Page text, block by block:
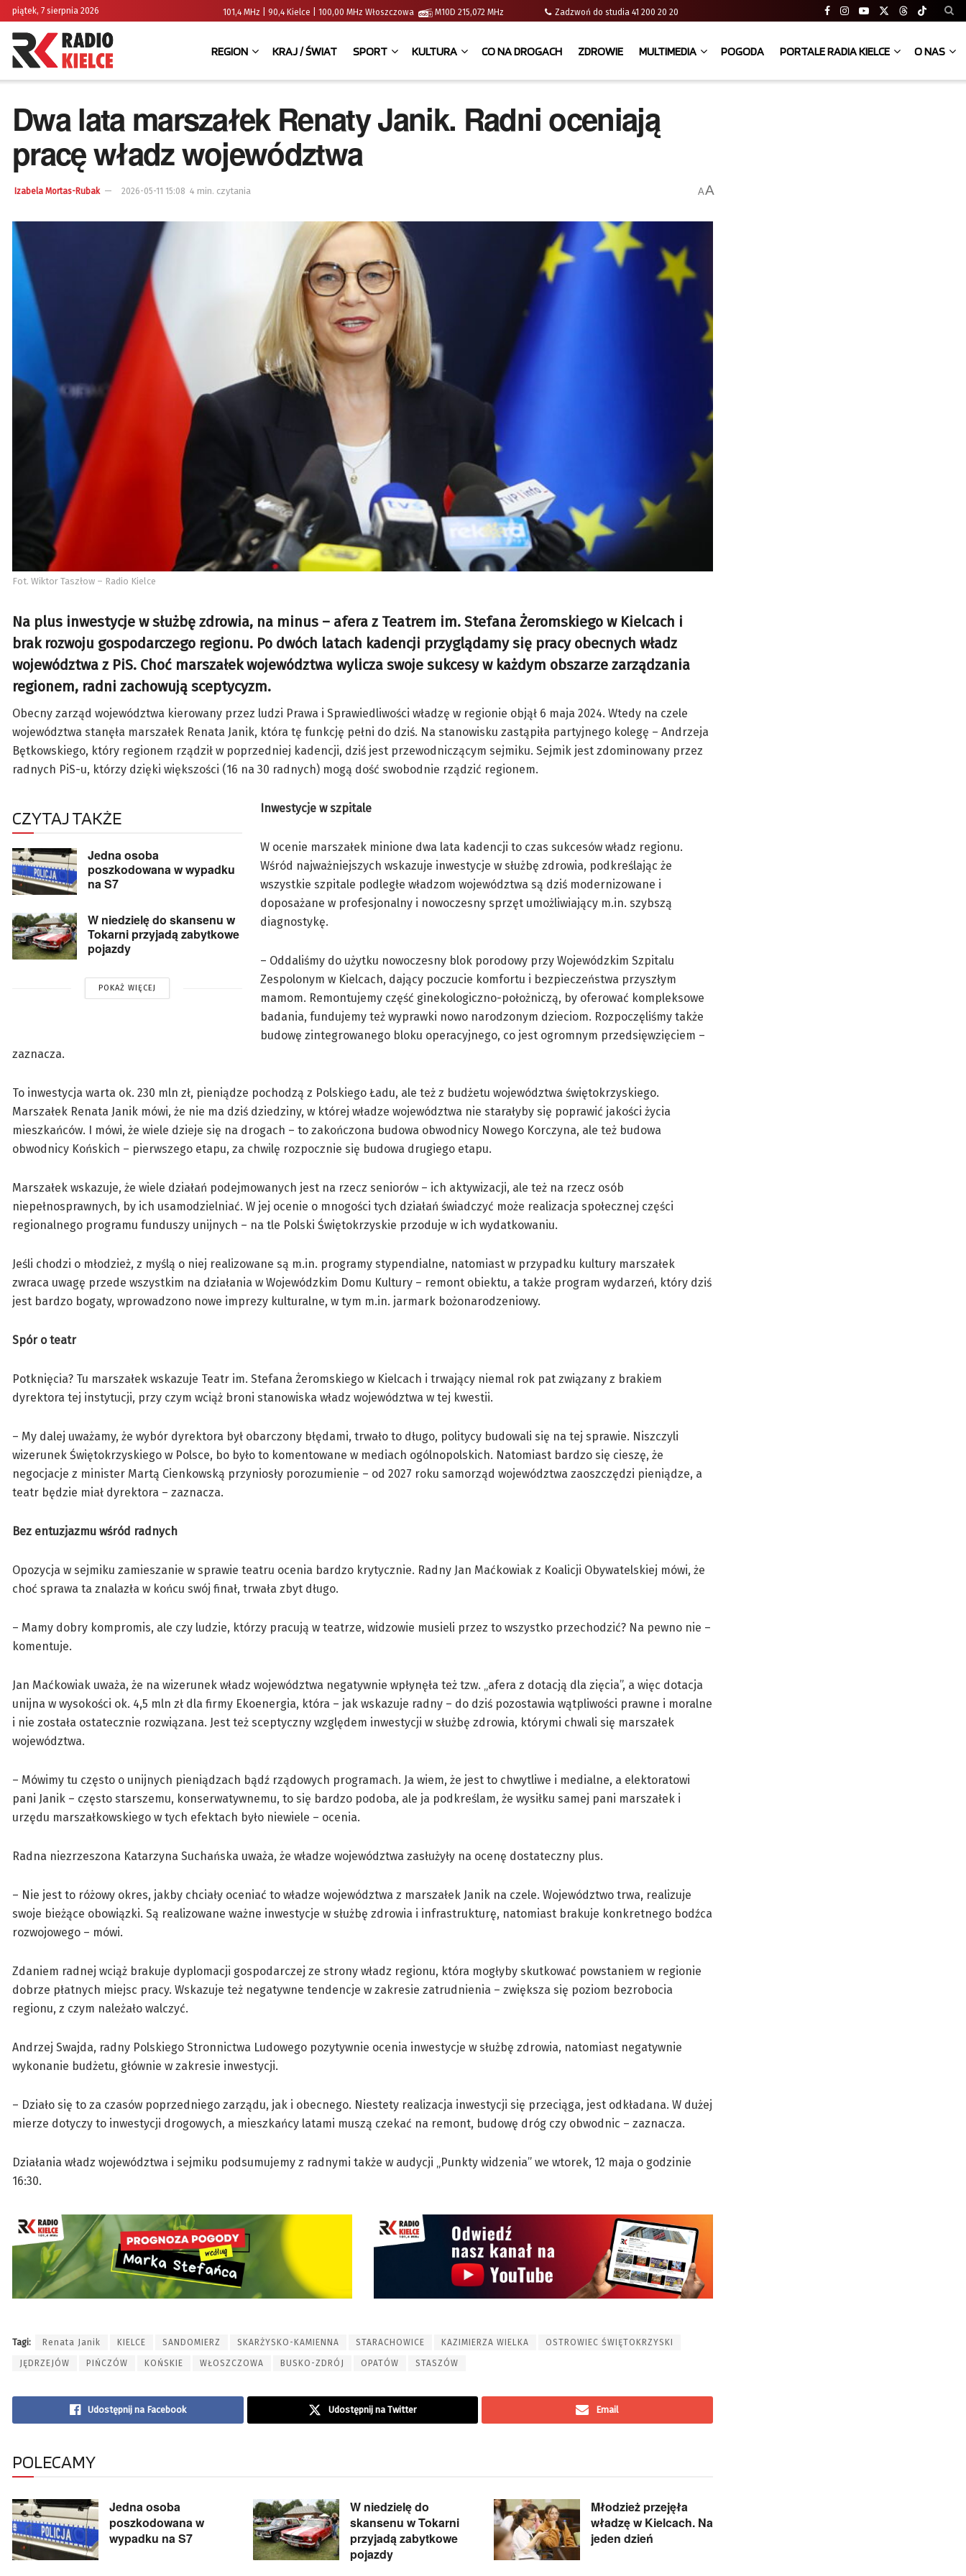
piątek, 7 sierpnia 2026 101,4 MHz | 90,4 Kielce | 100,00 MHz Włoszczowa M10D 215,072 MHz Zadzwoń do studia 41 200 20 20
REGION KRAJ / ŚWIAT SPORT KULTURA CO NA DROGACH ZDROWIE MULTIMEDIA POGODA PORTALE RADIA KIELCE O NAS
Dwa lata marszałek Renaty Janik. Radni oceniają
pracę władz województwa
Izabela Mortas-Rubak 2026-05-11 15:08 4 min. czytania AA
Fot. Wiktor Taszłow – Radio Kielce
Na plus inwestycje w służbę zdrowia, na minus – afera z Teatrem im. Stefana Żeromskiego w Kielcach i
brak rozwoju gospodarczego regionu. Po dwóch latach kadencji przyglądamy się pracy obecnych władz
województwa z PiS. Choć marszałek województwa wylicza swoje sukcesy w każdym obszarze zarządzania
regionem, radni zachowują sceptycyzm.
Obecny zarząd województwa kierowany przez ludzi Prawa i Sprawiedliwości władzę w regionie objął 6 maja 2024. Wtedy na czele
województwa stanęła marszałek Renata Janik, która tę funkcję pełni do dziś. Na stanowisku zastąpiła partyjnego kolegę – Andrzeja
Bętkowskiego, który regionem rządził w poprzedniej kadencji, dziś jest przewodniczącym sejmiku. Sejmik jest zdominowany przez
radnych PiS-u, którzy dzięki większości (16 na 30 radnych) mogą dość swobodnie rządzić regionem.
CZYTAJ TAKŻE
Jedna osoba
poszkodowana w wypadku
na S7
W niedzielę do skansenu w
Tokarni przyjadą zabytkowe
pojazdy
POKAŻ WIĘCEJ
Inwestycje w szpitale
W ocenie marszałek minione dwa lata kadencji to czas sukcesów władz regionu.
Wśród najważniejszych wskazuje inwestycje w służbę zdrowia, podkreślając że
wszystkie szpitale podległe władzom województwa są dziś modernizowane i
doposażane w profesjonalny i nowoczesny sprzęt umożliwiający m.in. szybszą
diagnostykę.
– Oddaliśmy do użytku nowoczesny blok porodowy przy Wojewódzkim Szpitalu
Zespolonym w Kielcach, dający poczucie komfortu i bezpieczeństwa przyszłym
mamom. Remontujemy część ginekologiczno-położniczą, by oferować kompleksowe
badania, fundujemy też wyprawki nowo narodzonym dzieciom. Rozpoczęliśmy także
budowę zintegrowanego bloku operacyjnego, co jest ogromnym przedsięwzięciem –
zaznacza.
To inwestycja warta ok. 230 mln zł, pieniądze pochodzą z Polskiego Ładu, ale też z budżetu województwa świętokrzyskiego.
Marszałek Renata Janik mówi, że nie ma dziś dziedziny, w której władze województwa nie starałyby się poprawić jakości życia
mieszkańców. I mówi, że wiele dzieje się na drogach – to zakończona budowa obwodnicy Nowego Korczyna, ale też budowa
obwodnicy Końskich – pierwszego etapu, za chwilę rozpocznie się budowa drugiego etapu.
Marszałek wskazuje, że wiele działań podejmowanych jest na rzecz seniorów – ich aktywizacji, ale też na rzecz osób
niepełnosprawnych, by ich usamodzielniać. W jej ocenie o mnogości tych działań świadczyć może realizacja społecznej części
regionalnego programu funduszy unijnych – na tle Polski Świętokrzyskie przoduje w ich wydatkowaniu.
Jeśli chodzi o młodzież, z myślą o niej realizowane są m.in. programy stypendialne, natomiast w przypadku kultury marszałek
zwraca uwagę przede wszystkim na działania w Wojewódzkim Domu Kultury – remont obiektu, a także program wydarzeń, który dziś
jest bardzo bogaty, wprowadzono nowe imprezy kulturalne, w tym m.in. jarmark bożonarodzeniowy.
Spór o teatr
Potknięcia? Tu marszałek wskazuje Teatr im. Stefana Żeromskiego w Kielcach i trwający niemal rok pat związany z brakiem
dyrektora tej instytucji, przy czym wciąż broni stanowiska władz województwa w tej kwestii.
– My dalej uważamy, że wybór dyrektora był obarczony błędami, trwało to długo, politycy budowali się na tej sprawie. Niszczyli
wizerunek Świętokrzyskiego w Polsce, bo było to komentowane w mediach ogólnopolskich. Natomiast bardzo się cieszę, że
negocjacje z minister Martą Cienkowską przyniosły porozumienie – od 2027 roku samorząd województwa zaoszczędzi pieniądze, a
teatr będzie miał dyrektora – zaznacza.
Bez entuzjazmu wśród radnych
Opozycja w sejmiku zamieszanie w sprawie teatru ocenia bardzo krytycznie. Radny Jan Maćkowiak z Koalicji Obywatelskiej mówi, że
choć sprawa ta znalazła w końcu swój finał, trwała zbyt długo.
– Mamy dobry kompromis, ale czy ludzie, którzy pracują w teatrze, widzowie musieli przez to wszystko przechodzić? Na pewno nie –
komentuje.
Jan Maćkowiak uważa, że na wizerunek władz województwa negatywnie wpłynęła też tzw. „afera z dotacją dla zięcia”, a więc dotacja
unijna w wysokości ok. 4,5 mln zł dla firmy Ekoenergia, która – jak wskazuje radny – do dziś pozostawia wątpliwości prawne i moralne
i nie została ostatecznie rozwiązana. Jest też sceptyczny względem inwestycji w służbę zdrowia, którymi chwali się marszałek
województwa.
– Mówimy tu często o unijnych pieniądzach bądź rządowych programach. Ja wiem, że jest to chwytliwe i medialne, a elektoratowi
pani Janik – często starszemu, konserwatywnemu, to się bardzo podoba, ale ja podkreślam, że wysiłku samej pani marszałek i
urzędu marszałkowskiego w tych efektach było niewiele – ocenia.
Radna niezrzeszona Katarzyna Suchańska uważa, że władze województwa zasłużyły na ocenę dostateczny plus.
– Nie jest to różowy okres, jakby chciały oceniać to władze województwa z marszałek Janik na czele. Województwo trwa, realizuje
swoje bieżące obowiązki. Są realizowane ważne inwestycje w służbę zdrowia i infrastrukturę, natomiast brakuje konkretnego bodźca
rozwojowego – mówi.
Zdaniem radnej wciąż brakuje dyplomacji gospodarczej ze strony władz regionu, która mogłyby skutkować powstaniem w regionie
dobrze płatnych miejsc pracy. Wskazuje też negatywne tendencje w zakresie zatrudnienia – zwiększa się poziom bezrobocia
regionu, z czym należało walczyć.
Andrzej Swajda, radny Polskiego Stronnictwa Ludowego pozytywnie ocenia inwestycje w służbę zdrowia, natomiast negatywnie
wykonanie budżetu, głównie w zakresie inwestycji.
– Działo się to za czasów poprzedniego zarządu, jak i obecnego. Niestety realizacja inwestycji się przeciąga, jest odkładana. W dużej
mierze dotyczy to inwestycji drogowych, a mieszkańcy latami muszą czekać na remont, budowę dróg czy obwodnic – zaznacza.
Działania władz województwa i sejmiku podsumujemy z radnymi także w audycji „Punkty widzenia” we wtorek, 12 maja o godzinie
16:30.
Tagi: Renata Janik KIELCE SANDOMIERZ SKARŻYSKO-KAMIENNA STARACHOWICE KAZIMIERZA WIELKA OSTROWIEC ŚWIĘTOKRZYSKI
JĘDRZEJÓW PIŃCZÓW KOŃSKIE WŁOSZCZOWA BUSKO-ZDRÓJ OPATÓW STASZÓW
Udostępnij na Facebook Udostępnij na Twitter Email
POLECAMY
Jedna osoba
poszkodowana w
wypadku na S7
W niedzielę do
skansenu w Tokarni
przyjadą zabytkowe
pojazdy
Młodzież przejęła
władzę w Kielcach. Na
jeden dzień